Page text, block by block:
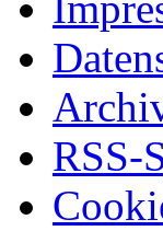
RSS-